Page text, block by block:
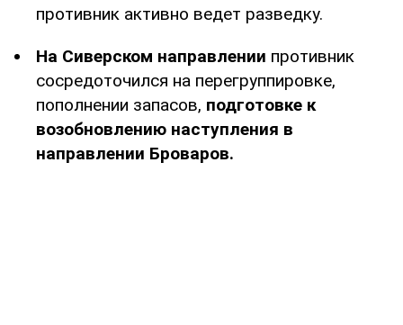
противник активно ведет разведку.
На Сиверском направлении противник
сосредоточился на перегруппировке,
пополнении запасов, подготовке к
возобновлению наступления в
направлении Броваров.